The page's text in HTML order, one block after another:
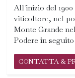
All'inizio del 1900
viticoltore, nel
Monte Grande
Podere in
CONTATTA &